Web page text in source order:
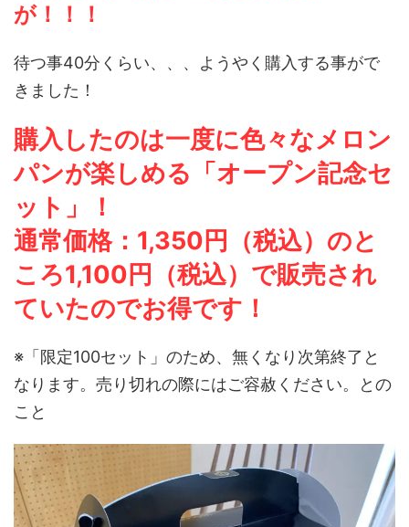
が！！！
待つ事40分くらい、、、ようやく購入する事がで
きました！
購入したのは一度に色々なメロン
パンが楽しめる「オープン記念セ
ット」！
通常価格：1,350円（税込）のと
ころ1,100円（税込）で販売され
ていたのでお得です！
※「限定100セット」のため、無くなり次第終了と
なります。売り切れの際にはご容赦ください。との
こと